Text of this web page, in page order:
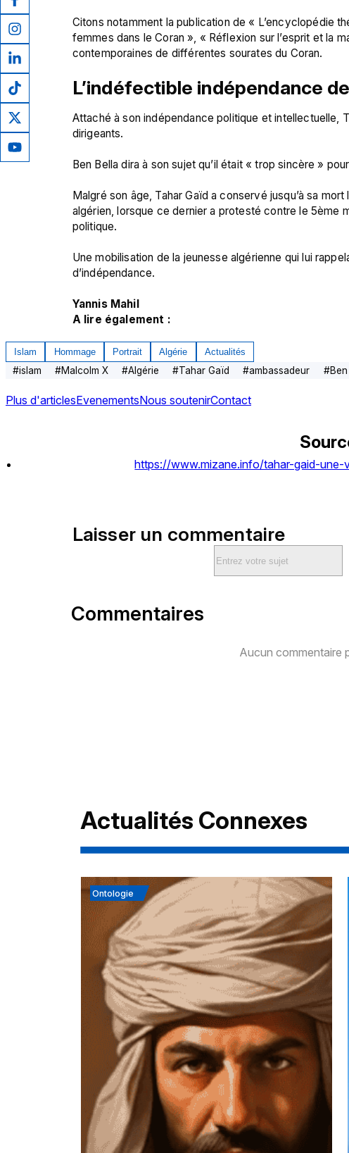
Citons notamment la publication de « L’encyclopédie
femmes dans le Coran », « Réflexion sur l’esprit et la
L’indéfectible indépendance
Attaché à son indépendance politique et intellectuelle,
dirigeants.
Ben Bella dira à son sujet qu’il était « trop sincère »
Malgré son âge, Tahar Gaïd a conservé jusqu’à sa
algérien, lorsque ce dernier a protesté contre le 5ème
politique.
Une mobilisation de la jeunesse algérienne qui lui
d’indépendance.
Yannis Mahil
A lire également :
Islam Hommage Portrait Algérie Actualités
#islam #Malcolm X #Algérie #Tahar Gaïd #ambassadeur #
Plus d'articlesEvenementsNous soutenirContact
https://www.mizane.info/tahar-gaid-
Laisser un commentaire
Commentaires
Aucun commentaire
Actualités Connexes
Ontologie